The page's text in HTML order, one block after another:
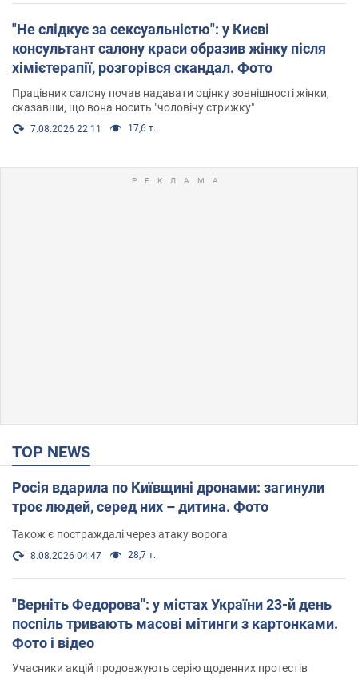
"Не слідкує за сексуальністю": у Києві
консультант салону краси образив жінку після
хімієтерапії, розгорівся скандал. Фото
Працівник салону почав надавати оцінку зовнішності жінки,
сказавши, що вона носить "чоловічу стрижку"
7.08.2026 22:11 17,6 т.
TOP NEWS
Росія вдарила по Київщині дронами: загинули
троє людей, серед них – дитина. Фото
Також є постраждалі через атаку ворога
8.08.2026 04:47 28,7 т.
"Верніть Федорова": у містах України 23-й день
поспіль тривають масові мітинги з картонками.
Фото і відео
Учасники акцій продовжують серію щоденних протестів